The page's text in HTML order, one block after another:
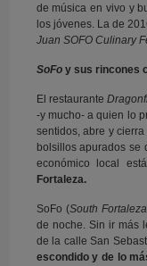
de música en vivo y
los jóvenes. La de
Juan SOFO Culinary
SoFoy sus rincones
El restaurante
-y mucho- a quien lo
sentidos, abre y cierra
bolsillos apurados se
económico local
Fortaleza.
SoFo (South
de noche. Sin ir más
de la calle San
escondido y de lo